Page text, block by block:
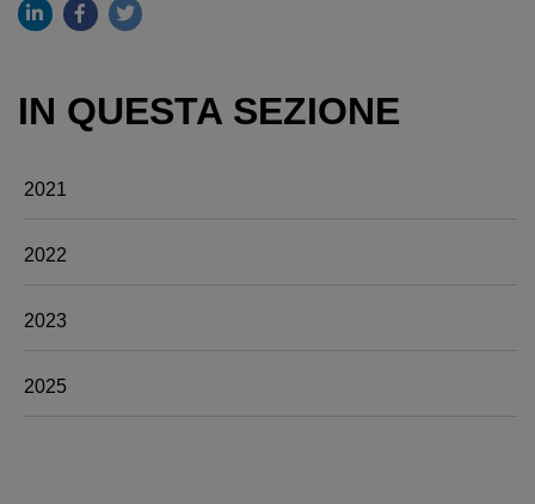
IN QUESTA SEZIONE
2021
2022
2023
2025